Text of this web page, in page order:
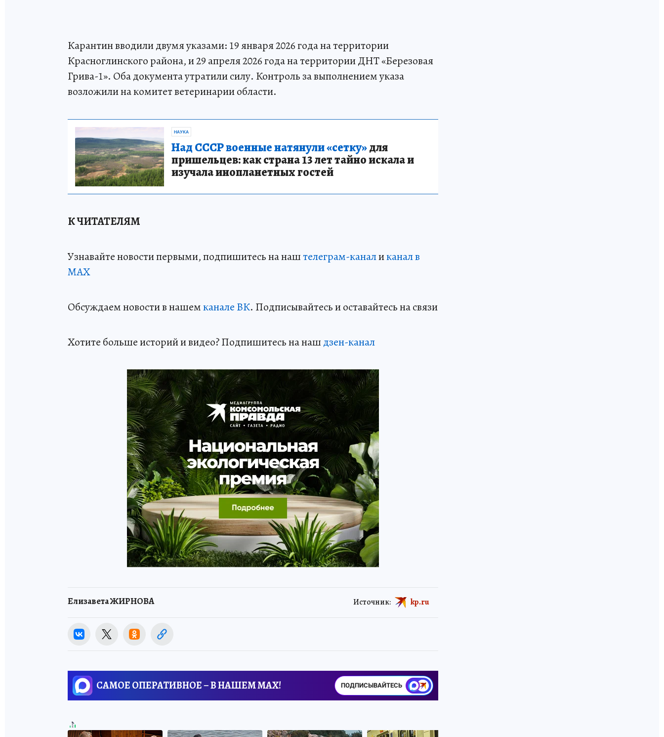
Карантин вводили двумя указами: 19 января 2026 года на территории
Красноглинского района, и 29 апреля 2026 года на территории ДНТ «Березовая
Грива-1». Оба документа утратили силу. Контроль за выполнением указа
возложили на комитет ветеринарии области.
НАУКА
Над СССР военные натянули «сетку»для
пришельцев: как страна 13 лет тайно искала и
изучала инопланетных гостей
К ЧИТАТЕЛЯМ
Узнавайте новости первыми, подпишитесь на наштелеграм-каналиканал в
МАХ
Обсуждаем новости в нашемканале ВК. Подписывайтесь и оставайтесь на связи
Хотите больше историй и видео? Подпишитесь на наш дзен-канал
Елизавета ЖИРНОВА Источник: kp.ru
САМОЕ ОПЕРАТИВНОЕ – В НАШЕМ MAX! ПОДПИСЫВАЙТЕСЬ